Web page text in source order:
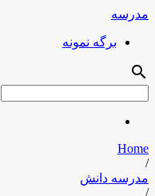
مدرسه
برگه نمونه
search
Home
/
مدرسه دانش
/